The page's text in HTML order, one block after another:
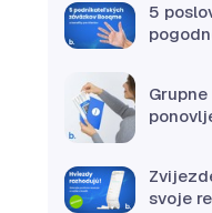
5
svoje